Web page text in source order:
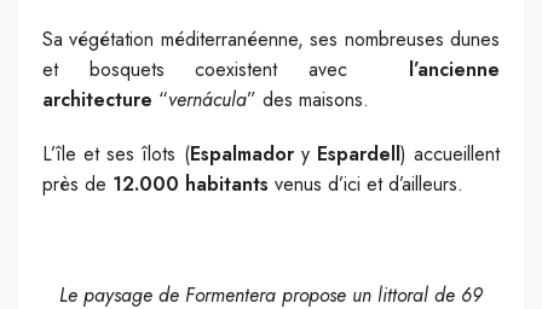
Sa végétation méditerranéenne, ses nombreuses dunes
et bosquets coexistent avec l’ancienne
architecture “vernácula” des maisons.
L’île et ses îlots (Espalmadory Espardell) accueillent
près de 12.000 habitants venus d’ici et d’ailleurs.
Le paysage de Formentera propose un littoral de 69